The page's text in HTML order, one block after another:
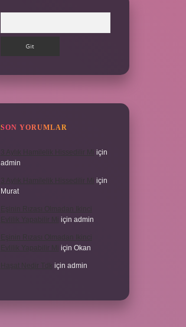
SON YORUMLAR
için
admin
için
Murat
için admin
için Okan
için admin